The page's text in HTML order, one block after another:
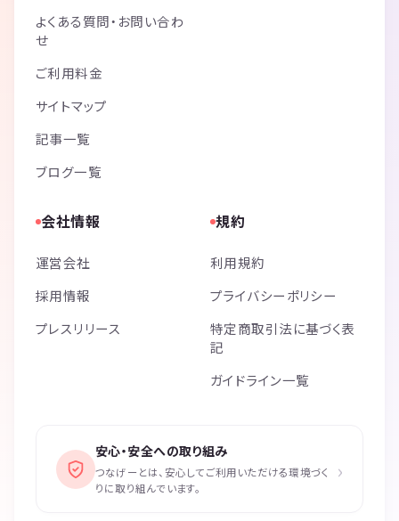
よくある質問・お問い合わ
せ
ご利用料金
サイトマップ
記事一覧
ブログ一覧
会社情報
運営会社
採用情報
プレスリリース
規約
利用規約
プライバシーポリシー
特定商取引法に基づく表
記
ガイドライン一覧
安心・安全への取り組み
つなげーとは、安心してご利用いただける環境づく
りに取り組んでいます。
›